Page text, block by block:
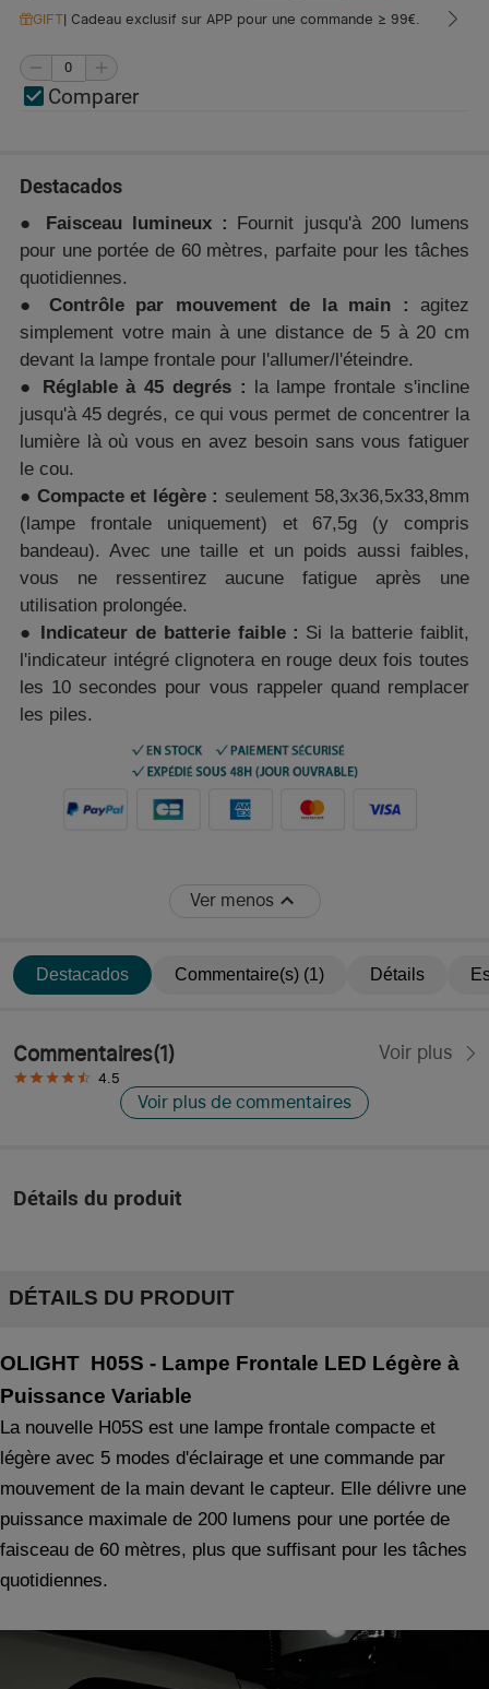
GIFT| Cadeau exclusif sur APP pour une commande ≥ 99€.
Comparer
Destacados
● Faisceau lumineux : Fournit jusqu'à 200 lumens
pour une portée de 60 mètres, parfaite pour les tâches
quotidiennes.
● Contrôle par mouvement de la main :
agitez
simplement votre main à une distance de 5 à 20 cm
devant la lampe frontale pour l'allumer/l'éteindre.
● Réglable à 45 degrés : la lampe frontale s'incline
jusqu'à 45 degrés, ce qui vous permet de concentrer la
lumière là où vous en avez besoin sans vous fatiguer
le cou.
● Compacte et légère : seulement 58,3x36,5x33,8mm
(lampe frontale uniquement) et 67,5g (y compris
bandeau). Avec une taille et un poids aussi faibles,
vous ne ressentirez aucune fatigue après une
utilisation prolongée.
● Indicateur de batterie faible : Si la batterie faiblit,
l'indicateur intégré clignotera en rouge deux fois toutes
les 10 secondes pour vous rappeler quand remplacer
les piles.
Ver menos
Destacados Commentaire(s) (1) Détails
Commentaires(1) Voir plus
4.5
Voir plus de commentaires
Détails du produit
DÉTAILS DU PRODUIT
OLIGHT H05S - Lampe Frontale LED Légère à
Puissance Variable
La nouvelle H05S est une lampe frontale compacte et
légère avec 5 modes d'éclairage et une commande par
mouvement de la main devant le capteur. Elle délivre une
puissance maximale de 200 lumens pour une portée de
faisceau de 60 mètres, plus que suffisant pour les tâches
quotidiennes.